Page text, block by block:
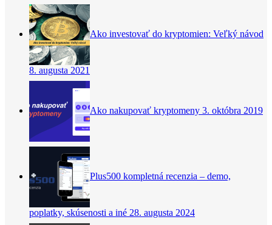
Ako investovať do kryptomien: Veľký návod
8. augusta 2021
Ako nakupovať kryptomeny 3. októbra 2019
Plus500 kompletná recenzia – demo,
poplatky, skúsenosti a iné 28. augusta 2024